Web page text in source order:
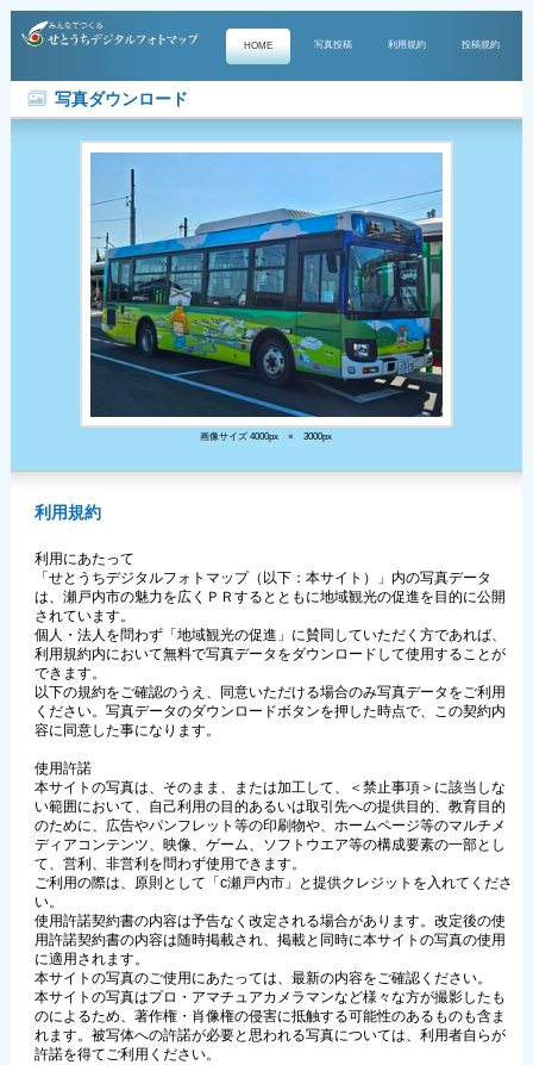
HOME 写真投稿 利用規約 投稿規約
写真ダウンロード
画像サイズ 4000px × 3000px
利用規約
利用にあたって
「せとうちデジタルフォトマップ（以下：本サイト）」内の写真データ
は、瀬戸内市の魅力を広くＰＲするとともに地域観光の促進を目的に公開
されています。
個人・法人を問わず「地域観光の促進」に賛同していただく方であれば、
利用規約内において無料で写真データをダウンロードして使用することが
できます。
以下の規約をご確認のうえ、同意いただける場合のみ写真データをご利用
ください。写真データのダウンロードボタンを押した時点で、この契約内
容に同意した事になります。
使用許諾
本サイトの写真は、そのまま、または加工して、＜禁止事項＞に該当しな
い範囲において、自己利用の目的あるいは取引先への提供目的、教育目的
のために、広告やパンフレット等の印刷物や、ホームページ等のマルチメ
ディアコンテンツ、映像、ゲーム、ソフトウエア等の構成要素の一部とし
て、営利、非営利を問わず使用できます。
ご利用の際は、原則として「c瀬戸内市」と提供クレジットを入れてくださ
い。
使用許諾契約書の内容は予告なく改定される場合があります。改定後の使
用許諾契約書の内容は随時掲載され、掲載と同時に本サイトの写真の使用
に適用されます。
本サイトの写真のご使用にあたっては、最新の内容をご確認ください。
本サイトの写真はプロ・アマチュアカメラマンなど様々な方が撮影したも
のによるため、著作権・肖像権の侵害に抵触する可能性のあるものも含ま
れます。被写体への許諾が必要と思われる写真については、利用者自らが
許諾を得てご利用ください。